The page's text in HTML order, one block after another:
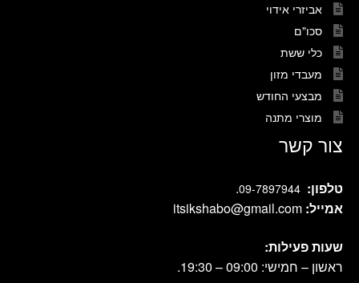
אביזרי אידוי
סכו"ם
כלי ששת
מעבדי מזון
מבצעי החודש
מוצרי מתנה
צור קשר
טלפון: 09-7897944
.
אמייל: itsikshabo@gmail.com
שעות פעילות:
ראשון – חמישי: 09:00 – 19:30.